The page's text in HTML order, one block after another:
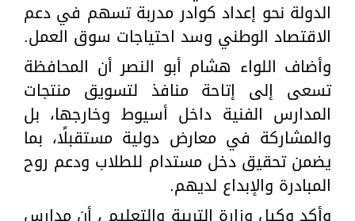
الدولة نحو إعداد كوادر مدربة تسهم في دعم
الاقتصاد الوطني وسد احتياجات سوق العمل.
وأضاف اللواء هشام أبو النصر أن المحافظة
تسعى إلى إتاحة منافذ لتسويق منتجات
المدارس الفنية داخل أسيوط وخارجها، بل
والمشاركة في معارض دولية مستقبلًا، بما
يضمن تحقيق دخل مستدام للطلاب ودعم روح
المبادرة والإبداع لديهم.